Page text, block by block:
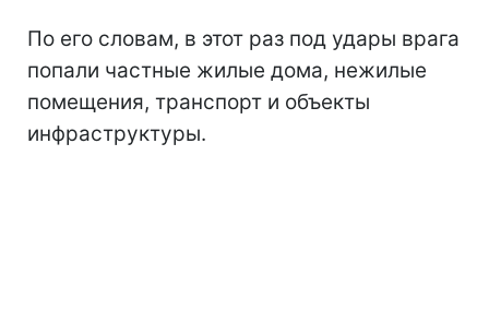
По его словам, в этот раз под удары врага
попали частные жилые дома, нежилые
помещения, транспорт и объекты
инфраструктуры.